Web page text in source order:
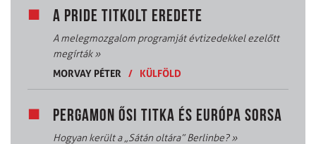
A PRIDE TITKOLT EREDETE
A melegmozgalom programját évtizedekkel ezelőtt
megírták»
MORVAY PÉTER
/ KÜLFÖLD
PERGAMON ŐSI TITKA ÉS EURÓPA SORSA
Hogyan került a „Sátán oltára” Berlinbe?»